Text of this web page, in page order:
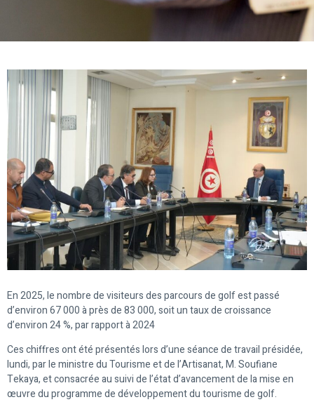
En 2025, le nombre de visiteurs des parcours de golf est passé
d’environ 67 000 à près de 83 000, soit un taux de croissance
d’environ 24 %, par rapport à 2024
Ces chiffres ont été présentés lors d’une séance de travail présidée,
lundi, par le ministre du Tourisme et de l’Artisanat, M. Soufiane
Tekaya, et consacrée au suivi de l’état d’avancement de la mise en
œuvre du programme de développement du tourisme de golf.